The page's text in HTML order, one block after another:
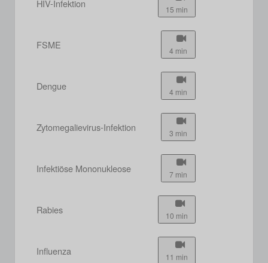
HIV-Infektion 15 min
FSME 4 min
Dengue 4 min
Zytomegalievirus-Infektion 3 min
Infektiöse Mononukleose 7 min
Rabies 10 min
Influenza 11 min